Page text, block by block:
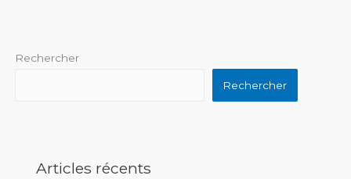
Rechercher
Rechercher
Articles récents